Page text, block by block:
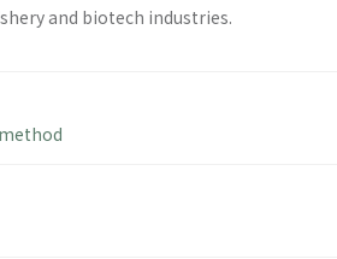
and biotech industries.